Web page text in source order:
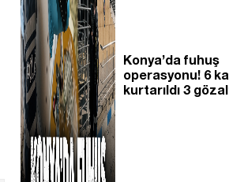
Konya’da fuhuş
operasyonu! 6
kurtarıldı 3